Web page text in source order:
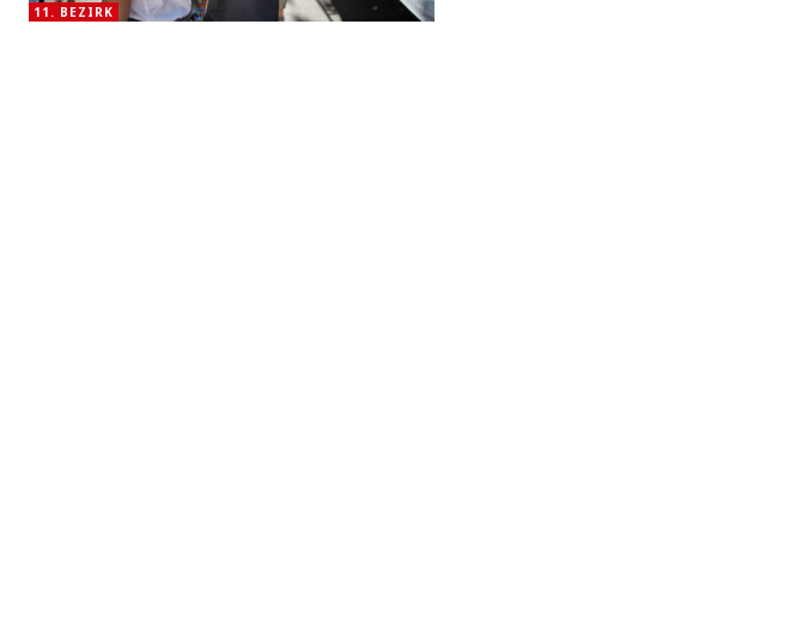
11. BEZIRK